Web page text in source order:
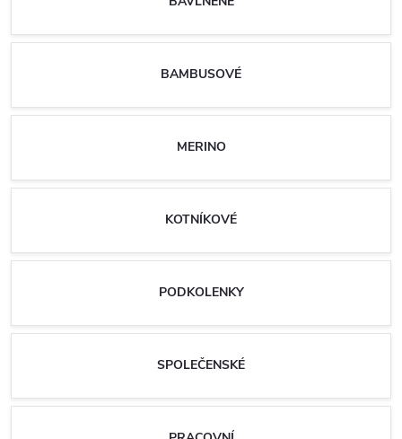
BAMBUSOVÉ
MERINO
KOTNÍKOVÉ
PODKOLENKY
SPOLEČENSKÉ